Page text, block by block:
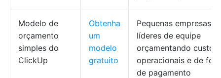
Modelo de
orçamento
simples do
ClickUp
Obtenha
um
modelo
gratuito
Pequenas empresas e
líderes de equipe
orçamentando custos
operacionais e de
de pagamento